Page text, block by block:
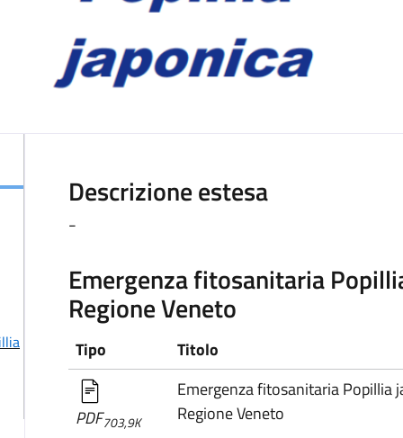
Descrizione estesa
-
Emergenza fitosanitaria
Regione Veneto
Tipo Titolo
PDF703,9K
Emergenza fitosanitaria Popillia
Regione Veneto